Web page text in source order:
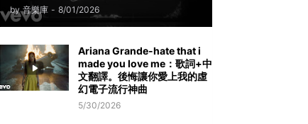
by 音樂庫 - 8/01/2026
Ariana Grande-hate that i
made you love me：歌詞+中
文翻譯。後悔讓你愛上我的虛
幻電子流行神曲
5/30/2026